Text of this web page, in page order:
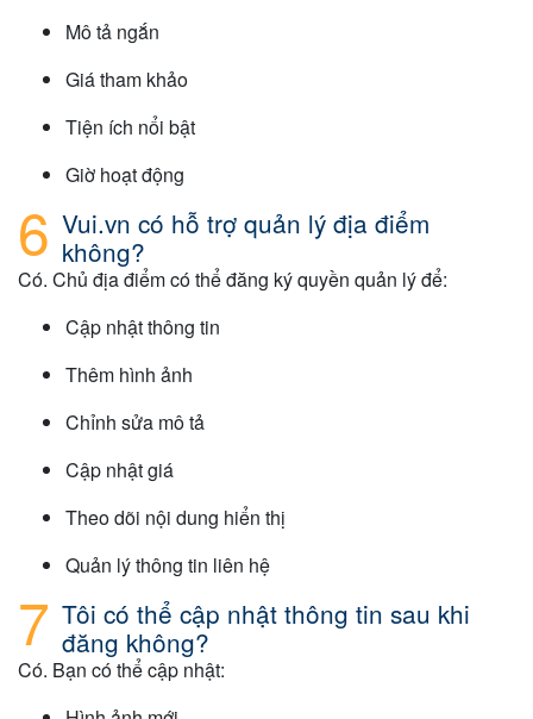
Mô tả ngắn
Giá tham khảo
Tiện ích nổi bật
Giờ hoạt động
Vui.vn có hỗ trợ quản lý địa điểm
không?
Có. Chủ địa điểm có thể đăng ký quyền quản lý để:
Cập nhật thông tin
Thêm hình ảnh
Chỉnh sửa mô tả
Cập nhật giá
Theo dõi nội dung hiển thị
Quản lý thông tin liên hệ
Tôi có thể cập nhật thông tin sau khi
đăng không?
Có. Bạn có thể cập nhật: